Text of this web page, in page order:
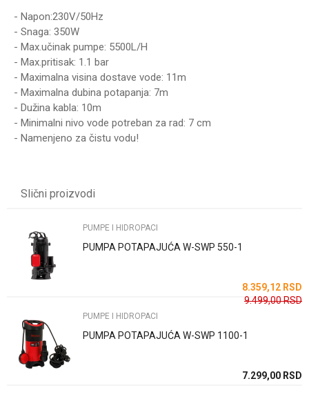
- Napon:230V/50Hz
- Snaga: 350W
- Max.učinak pumpe: 5500L/H
- Max.pritisak: 1.1 bar
- Maximalna visina dostave vode: 11m
- Maximalna dubina potapanja: 7m
- Dužina kabla: 10m
- Minimalni nivo vode potreban za rad: 7 cm
- Namenjeno za čistu vodu!
Poruka
Anti-spam zaštita - izračunajte koliko je 9 - 4 :
Slični proizvodi
PUMPE I HIDROPACI
PUMPA POTAPAJUĆA W-SWP 550-1
8.359,12 RSD
9.499,00RSD
PUMPE I HIDROPACI
PUMPA POTAPAJUĆA W-SWP 1100-1
7.299,00 RSD